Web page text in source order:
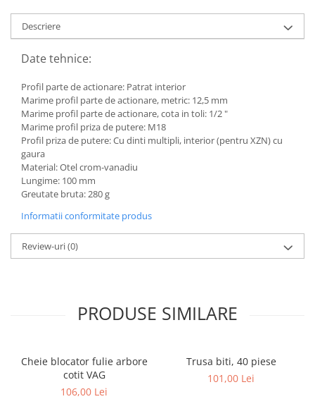
Descriere
Date tehnice:
Profil parte de actionare: Patrat interior
Marime profil parte de actionare, metric: 12,5 mm
Marime profil parte de actionare, cota in toli: 1/2 "
Marime profil priza de putere: M18
Profil priza de putere: Cu dinti multipli, interior (pentru XZN) cu
gaura
Material: Otel crom-vanadiu
Lungime: 100 mm
Greutate bruta: 280 g
Informatii conformitate produs
Review-uri(0)
PRODUSE SIMILARE
Cheie blocator fulie arbore
cotit VAG
106,00 Lei
Trusa biti, 40 piese
101,00 Lei